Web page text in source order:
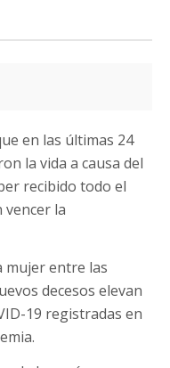
en las últimas 24
la vida a causa del
recibido todo el
la
mujer entre las
decesos elevan
19 registradas en